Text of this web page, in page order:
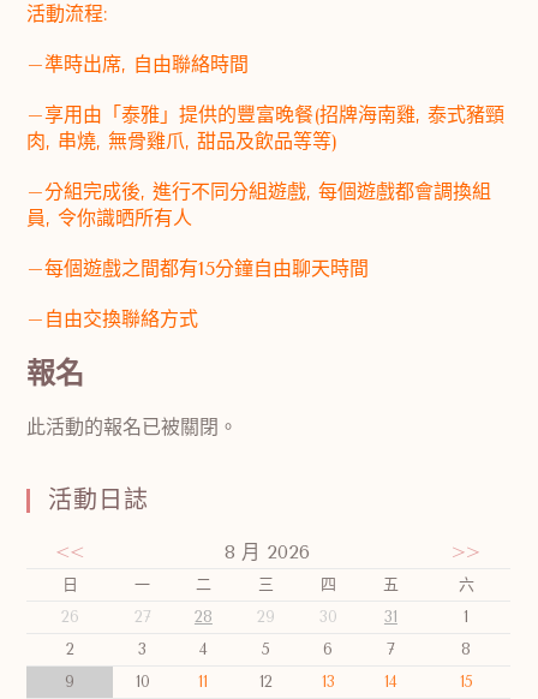
活動流程:
–準時出席, 自由聯絡時間
–享用由「泰雅」提供的豐富晚餐(招牌海南雞, 泰式豬頸
肉, 串燒, 無骨雞爪, 甜品及飲品等等)
–分組完成後, 進行不同分組遊戲, 每個遊戲都會調換組
員, 令你識晒所有人
–每個遊戲之間都有15分鐘自由聊天時間
–自由交換聯絡方式
報名
此活動的報名已被關閉。
活動日誌
<< 8 月 2026 >>
日 一 二 三 四 五
六
26
27 28 29 30 31
1
2
3 4 5 6 7
8
9
10 11 12 13 14
15